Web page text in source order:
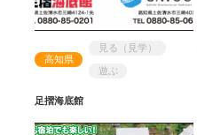
高知県
見る（見学）
遊ぶ
足摺海底館